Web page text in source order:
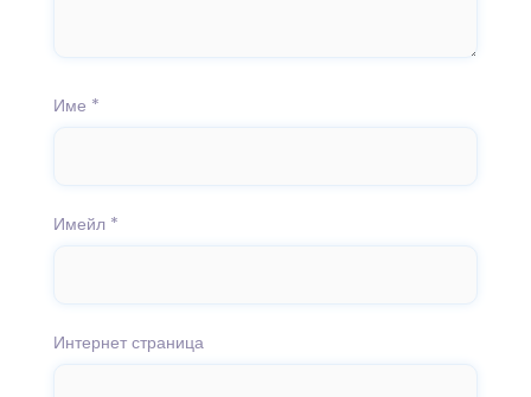
Име *
Имейл *
Интернет страница